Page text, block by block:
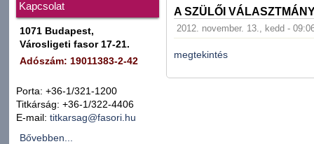
Kapcsolat
1071 Budapest,
Városligeti fasor 17-21.
Adószám: 19011383-2-42
Porta: +36-1/321-1200
Titkárság: +36-1/322-4406
E-mail: titkarsag@fasori.hu
Bővebben...
A SZÜLŐI
2012. november. 13., kedd -
megtekintés